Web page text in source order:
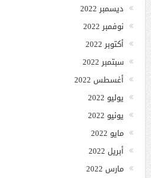
ديسمبر 2022
نوفمبر 2022
أكتوبر 2022
سبتمبر 2022
أغسطس 2022
يوليو 2022
يونيو 2022
مايو 2022
أبريل 2022
مارس 2022